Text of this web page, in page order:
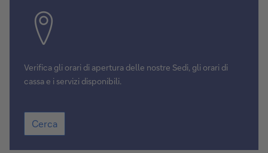
Verifica gli orari di apertura delle nostre Sedi, gli orari di
cassa e i servizi disponibili.
Cerca
Cerca